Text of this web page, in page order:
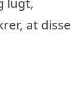
at disse